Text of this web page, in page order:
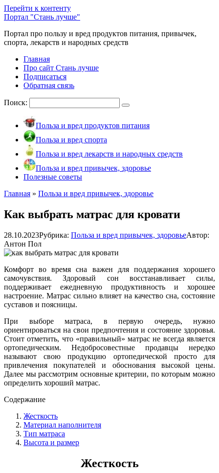
Перейти к контенту
Портал "Стань лучше"
Портал про пользу и вред продуктов питания, привычек,
спорта, лекарств и народных средств
Главная
Про сайт Стань лучше
Подписаться
Обратная связь
Поиск:
Польза и вред продуктов питания
Польза и вред спорта
Польза и вред лекарств и народных средств
Польза и вред привычек, здоровье
Полезные советы
Главная » Польза и вред привычек, здоровье
Как выбрать матрас для кровати
28.10.2023Рубрика: Польза и вред привычек, здоровьеАвтор:
Антон Пол
Комфорт во время сна важен для поддержания хорошего
самочувствия. Здоровый сон восстанавливает силы,
поддерживает ежедневную продуктивность и хорошее
настроение. Матрас сильно влияет на качество сна, состояние
суставов и поясницы.
При выборе матраса, в первую очередь, нужно
ориентироваться на свои предпочтения и состояние здоровья.
Стоит отметить, что «правильный» матрас не всегда является
ортопедическим. Недобросовестные продавцы нередко
называют свою продукцию ортопедической просто для
привлечения покупателей и обоснования высокой цены.
Далее мы рассмотрим основные критерии, по которым можно
определить хороший матрас.
Содержание
Жесткость
Материал наполнителя
Тип матраса
Высота и размер
Жесткость